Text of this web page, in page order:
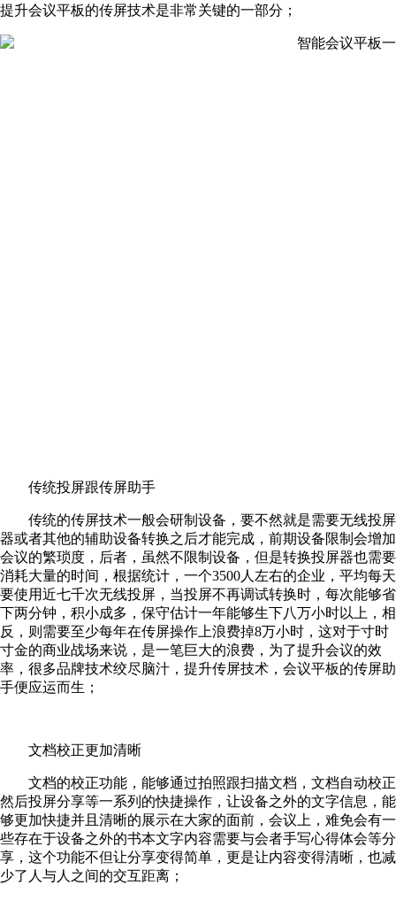
提升会议平板的传屏技术是非常关键的一部分；
传统投屏跟传屏助手
传统的传屏技术一般会研制设备，要不然就是需要无线投屏
器或者其他的辅助设备转换之后才能完成，前期设备限制会增加
会议的繁琐度，后者，虽然不限制设备，但是转换投屏器也需要
消耗大量的时间，根据统计，一个3500人左右的企业，平均每天
要使用近七千次无线投屏，当投屏不再调试转换时，每次能够省
下两分钟，积小成多，保守估计一年能够生下八万小时以上，相
反，则需要至少每年在传屏操作上浪费掉8万小时，这对于寸时
寸金的商业战场来说，是一笔巨大的浪费，为了提升会议的效
率，很多品牌技术绞尽脑汁，提升传屏技术，会议平板的传屏助
手便应运而生；
文档校正更加清晰
文档的校正功能，能够通过拍照跟扫描文档，文档自动校正
然后投屏分享等一系列的快捷操作，让设备之外的文字信息，能
够更加快捷并且清晰的展示在大家的面前，会议上，难免会有一
些存在于设备之外的书本文字内容需要与会者手写心得体会等分
享，这个功能不但让分享变得简单，更是让内容变得清晰，也减
少了人与人之间的交互距离；